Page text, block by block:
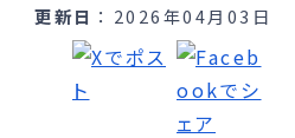
更新日
2026年04月03日